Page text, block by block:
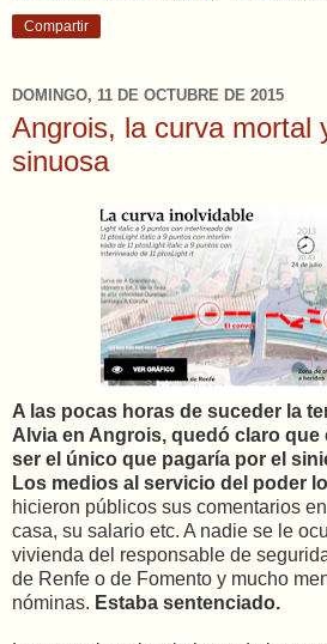
Compartir
DOMINGO, 11 DE OCTUBRE DE 2015
Angrois, la curva mortal
sinuosa
A las pocas horas de suceder la
Alvia en Angrois, quedó claro que
ser el único que pagaría por el
Los medios al servicio del poder
hicieron públicos sus comentarios
casa, su salario etc. A nadie se le
vivienda del responsable de
de Renfe o de Fomento y mucho
nóminas. Estaba sentenciado.